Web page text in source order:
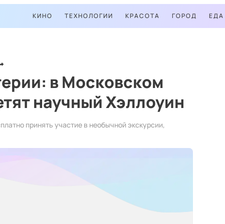
КИНО ТЕХНОЛОГИИ КРАСОТА ГОРОД ЕДА
в Московском
научный Хэллоуин
принять участие в необычной экскурсии,